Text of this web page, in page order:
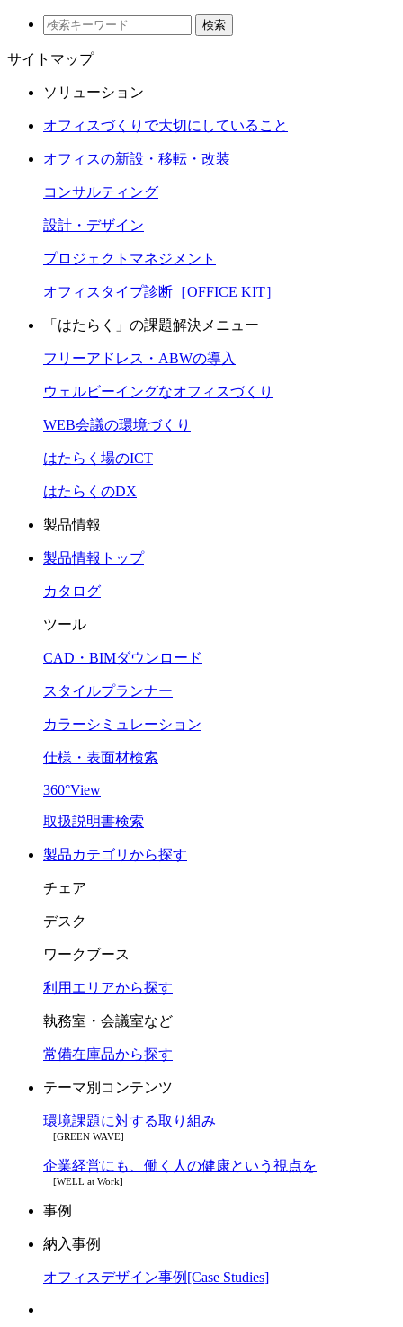
検索
サイトマップ
ソリューション
オフィスづくりで大切にしていること
オフィスの新設・移転・改装
コンサルティング
設計・デザイン
プロジェクトマネジメント
オフィスタイプ診断［OFFICE KIT］
「はたらく」の課題解決メニュー
フリーアドレス・ABWの導入
ウェルビーイングなオフィスづくり
WEB会議の環境づくり
はたらく場のICT
はたらくのDX
製品情報
製品情報トップ
カタログ
ツール
CAD・BIMダウンロード
スタイルプランナー
カラーシミュレーション
仕様・表面材検索
360°View
取扱説明書検索
製品カテゴリから探す
チェア
デスク
ワークブース
利用エリアから探す
執務室・会議室など
常備在庫品から探す
テーマ別コンテンツ
環境課題に対する取り組み
[GREEN WAVE]
企業経営にも、働く人の健康という視点を
[WELL at Work]
事例
納入事例
オフィスデザイン事例[Case Studies]